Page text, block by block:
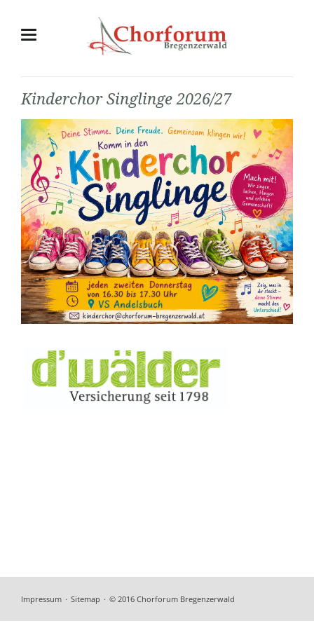
Kinderchor Singlinge 2026/27
Navigation
Impressum Sitemap © 2016 Chorforum Bregenzerwald